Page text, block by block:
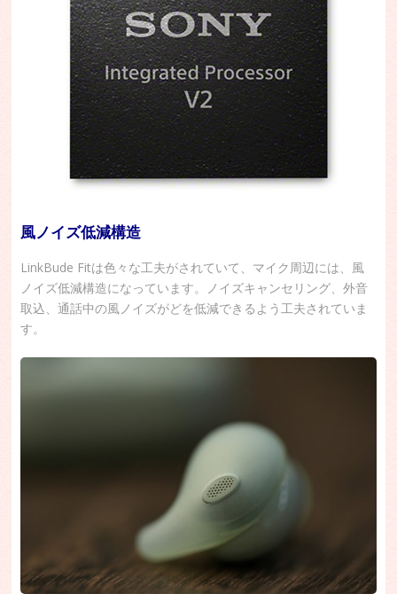
風ノイズ低減構造
LinkBude Fitは色々な工夫がされていて、マイク周辺には、風
ノイズ低減構造になっています。ノイズキャンセリング、外音
取込、通話中の風ノイズがどを低減できるよう工夫されていま
す。